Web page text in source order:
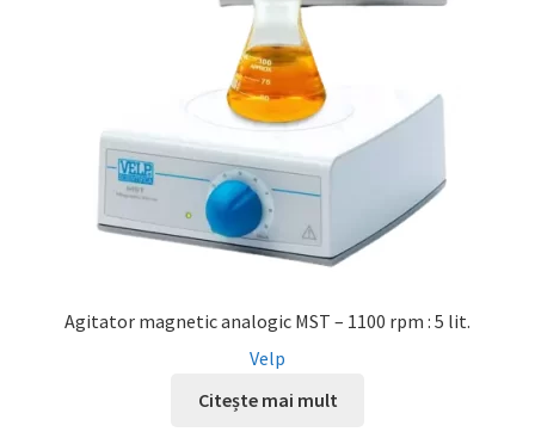
Agitator magnetic analogic MST – 1100 rpm : 5 lit.
Velp
Citește mai mult